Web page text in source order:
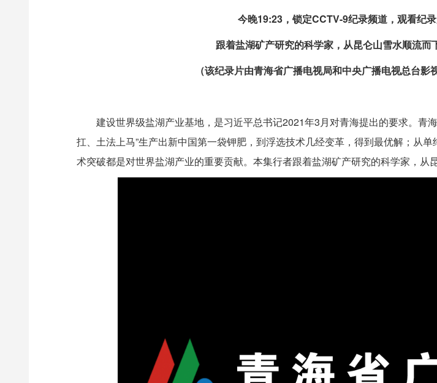
今晚19:23，锁定CCTV-9纪录频道，观看纪
跟着盐湖矿产研究的科学家，从昆仑山雪水顺流而
（该纪录片由青海省广播电视局和中央广播电视总台
建设世界级盐湖产业基地，是习近平总书记2021年3月对青海提出的要求。青
扛、土法上马”生产出新中国第一袋钾肥，到浮选技术几经变革，得到最优解；从
术突破都是对世界盐湖产业的重要贡献。本集行者跟着盐湖矿产研究的科学家，从